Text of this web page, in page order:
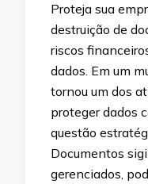
Proteja sua
destruição de
riscos
dados. Em um
tornou um dos
proteger dados
questão
Documentos
gerenciados,